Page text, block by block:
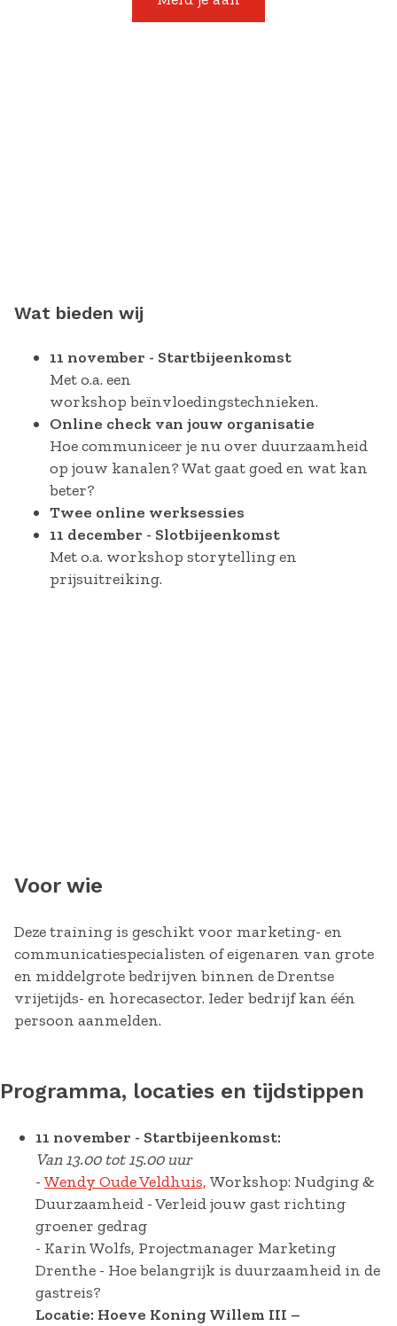
Wat bieden wij
11 november - Startbijeenkomst
Met o.a. een
workshop beïnvloedingstechnieken.
Online check van jouw organisatie
Hoe communiceer je nu over duurzaamheid
op jouw kanalen? Wat gaat goed en wat kan
beter?
Twee online werksessies
11 december - Slotbijeenkomst
Met o.a. workshop storytelling en
prijsuitreiking.
Voor wie
Deze training is geschikt voor marketing- en
communicatiespecialisten of eigenaren van grote
en middelgrote bedrijven binnen de Drentse
vrijetijds- en horecasector. Ieder bedrijf kan één
persoon aanmelden.
Programma, locaties en tijdstippen
11 november - Startbijeenkomst:
Van 13.00 tot 15.00 uur
- Wendy Oude Veldhuis, Workshop: Nudging &
Duurzaamheid - Verleid jouw gast richting
groener gedrag
- Karin Wolfs, Projectmanager Marketing
Drenthe - Hoe belangrijk is duurzaamheid in de
gastreis?
Locatie: Hoeve Koning Willem III –